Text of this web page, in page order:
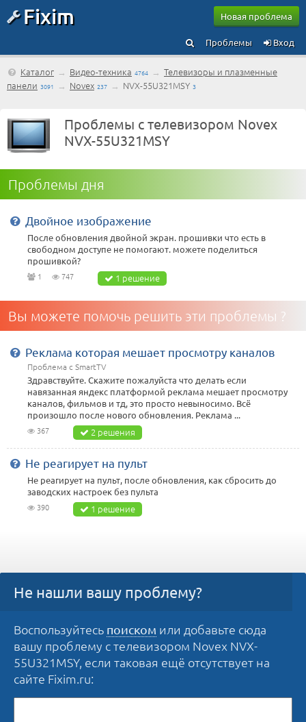
Fixim Новая проблема
Вход
Проблемы
Каталог → Видео-техника 4764 → Телевизоры и плазменные
панели 3091 → Novex 237 → NVX-55U321MSY 3
Проблемы с телевизором Novex
NVX-55U321MSY
Проблемы дня
Двойное изображение
После обновления двойной экран. прошивки что есть в
свободном доступе не помогают. можете поделиться
прошивкой?
1 747 1 решение
Вы можете помочь решить эти проблемы ?
Реклама которая мешает просмотру каналов
Проблема с SmartTV
Здравствуйте. Скажите пожалуйста что делать если
навязанная яндекс платформой реклама мешает просмотру
каналов, фильмов и тд, это просто невыносимо. Всё
произошло после нового обновления. Реклама ...
367 2 решения
Не реагирует на пульт
Не реагирует на пульт, после обновления, как сбросить до
заводских настроек без пульта
390 1 решение
Не нашли вашу проблему?
Воспользуйтесь поиском или добавьте сюда
вашу проблему с телевизором Novex NVX-
55U321MSY, если таковая ещё отсутствует на
сайте Fixim.ru: